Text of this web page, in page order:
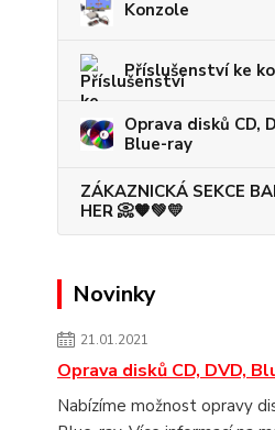
Konzole
Příslušenství ke
Oprava disků CD,
Blue-ray
ZÁKAZNICKÁ SEKCE
HER 📀🧡💚💛
Novinky
21.01.2021
Oprava disků CD, DVD,
Nabízíme možnost opravy